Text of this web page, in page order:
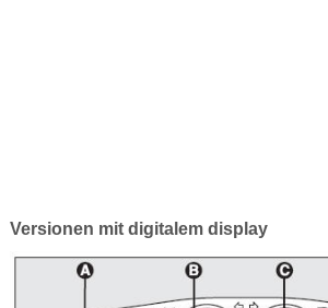
Versionen mit digitalem display